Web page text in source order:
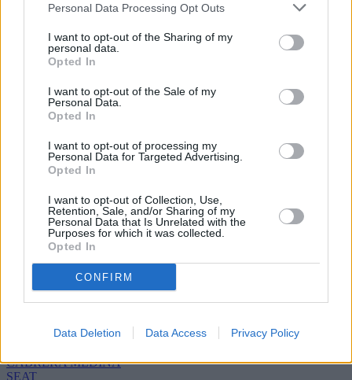
Personal Data Processing Opt Outs
I want to opt-out of the Sharing of my
personal data.
Opted In
I want to opt-out of the Sale of my
Personal Data.
Opted In
I want to opt-out of processing my
Personal Data for Targeted Advertising.
Opted In
I want to opt-out of Collection, Use,
Retention, Sale, and/or Sharing of my
Personal Data that Is Unrelated with the
Purposes for which it was collected.
Opted In
CONFIRM
Data Deletion Data Access Privacy Policy
Nombre
Refescar
Enviar
JComments
PUBLICIDAD